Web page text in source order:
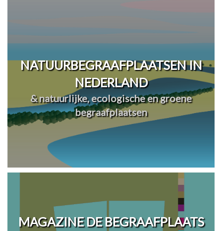
NATUURBEGRAAFPLAATSEN IN
NEDERLAND
& natuurlijke, ecologische en groene
begraafplaatsen
MAGAZINE DE BEGRAAFPLAATS